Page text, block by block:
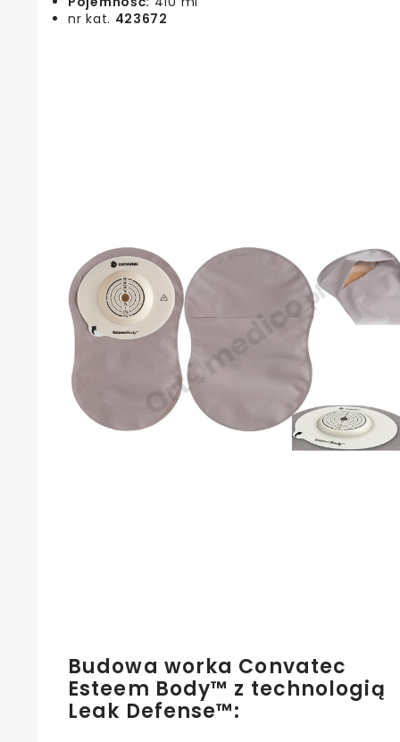
nr kat. 423672
Budowa worka Convatec
Esteem Body™ z technologią
Leak Defense™: